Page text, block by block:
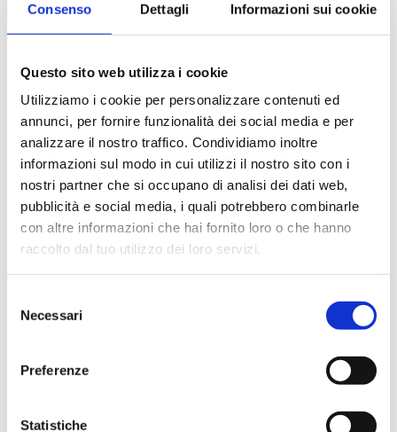
Consenso Dettagli Informazioni sui cookie
Questo sito web utilizza i cookie
Utilizziamo i cookie per personalizzare contenuti ed
annunci, per fornire funzionalità dei social media e per
analizzare il nostro traffico. Condividiamo inoltre
informazioni sul modo in cui utilizzi il nostro sito con i
nostri partner che si occupano di analisi dei dati web,
pubblicità e social media, i quali potrebbero combinarle
con altre informazioni che hai fornito loro o che hanno
raccolto dal tuo utilizzo dei loro servizi.
delNecessari
Preferenze
Statistiche
020020000K G 3/4 F
020040000K G 1 1/2 F
020050000K G 2 F
Beschreibung